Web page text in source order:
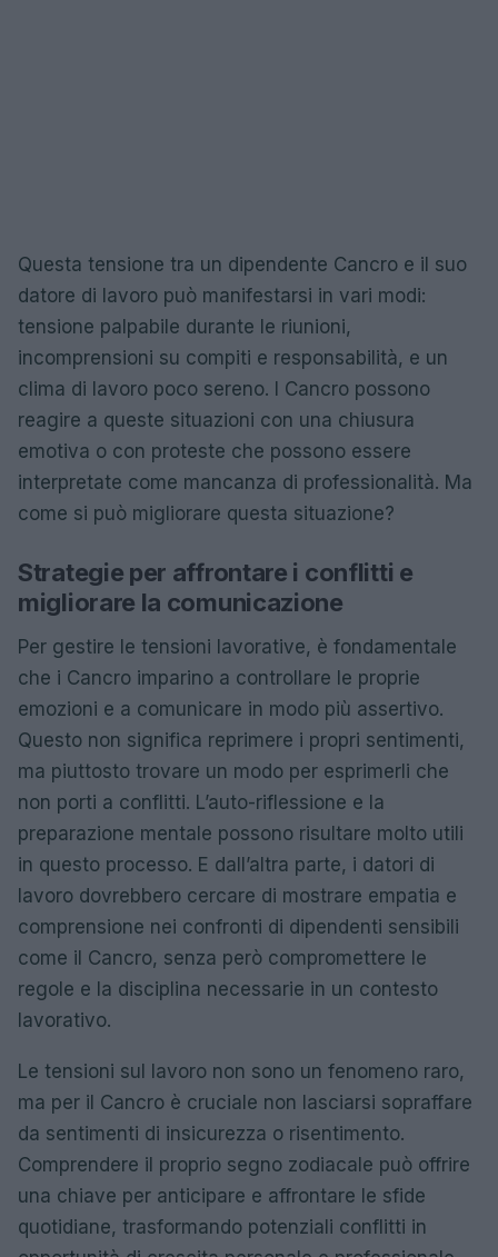
Questa tensione tra un dipendente Cancro e il suo
datore di lavoro può manifestarsi in vari modi:
tensione palpabile durante le riunioni,
incomprensioni su compiti e responsabilità, e un
clima di lavoro poco sereno. I Cancro possono
reagire a queste situazioni con una chiusura
emotiva o con proteste che possono essere
interpretate come mancanza di professionalità. Ma
come si può migliorare questa situazione?
Strategie per affrontare i conflitti e
migliorare la comunicazione
Per gestire le tensioni lavorative, è fondamentale
che i Cancro imparino a controllare le proprie
emozioni e a comunicare in modo più assertivo.
Questo non significa reprimere i propri sentimenti,
ma piuttosto trovare un modo per esprimerli che
non porti a conflitti. L’auto-riflessione e la
preparazione mentale possono risultare molto utili
in questo processo. E dall’altra parte, i datori di
lavoro dovrebbero cercare di mostrare empatia e
comprensione nei confronti di dipendenti sensibili
come il Cancro, senza però compromettere le
regole e la disciplina necessarie in un contesto
lavorativo.
Le tensioni sul lavoro non sono un fenomeno raro,
ma per il Cancro è cruciale non lasciarsi sopraffare
da sentimenti di insicurezza o risentimento.
Comprendere il proprio segno zodiacale può offrire
una chiave per anticipare e affrontare le sfide
quotidiane, trasformando potenziali conflitti in